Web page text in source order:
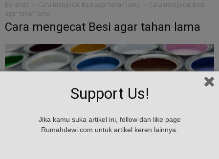
Beranda Cara mengecat Besi agar tahan lama
Cara mengecat Besi
agar tahan lama
Cara mengecat Besi agar tahan lama
Support Us!
Jika kamu suka artikel ini, follow dan like page
Rumahdewi.com untuk artikel keren lainnya.